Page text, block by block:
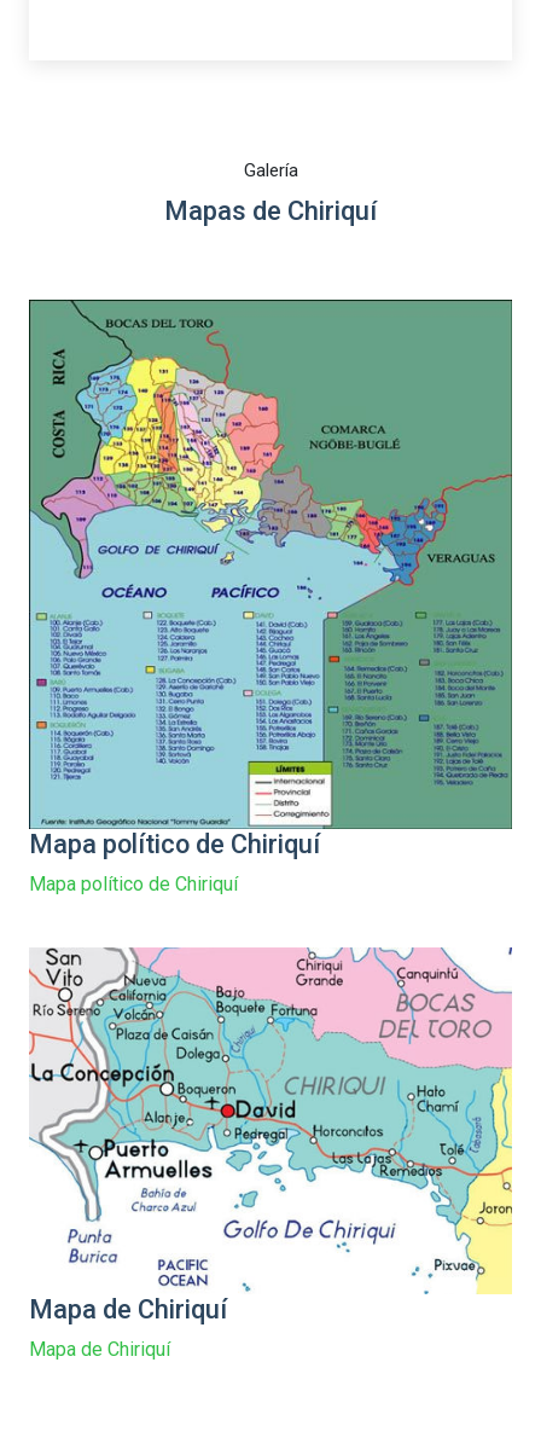
Galería
Mapas de Chiriquí
Mapa político de Chiriquí
Mapa político de Chiriquí
Mapa de Chiriquí
Mapa de Chiriquí